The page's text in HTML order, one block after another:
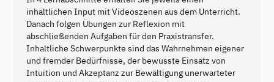
inhaltlichen Input mit Videoszenen aus dem Unterricht.
Danach folgen Übungen zur Reflexion mit
abschließenden Aufgaben für den Praxistransfer.
Inhaltliche Schwerpunkte sind das Wahrnehmen eigener
und fremder Bedürfnisse, der bewusste Einsatz von
Intuition und Akzeptanz zur Bewältigung unerwarteter